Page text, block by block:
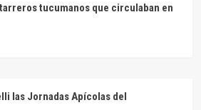
tucumanos que circulaban en
las Jornadas Apícolas del